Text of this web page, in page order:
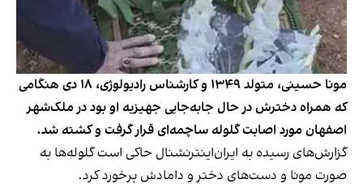
مونا حسینی، متولد ۱۳۴۹ و کارشناس رادیولوژی، ۱۸ دی هنگامی
که همراه دخترش در حال جابه‌جایی جهیزیه او بود در ملک‌شهر
اصفهان مورد اصابت گلوله ساچمه‌ای قرار گرفت و کشته شد.
گزارش‌های رسیده به ایران‌اینترنشنال حاکی است گلوله‌ها به
صورت مونا و دست‌های دختر و دامادش برخورد کرد.